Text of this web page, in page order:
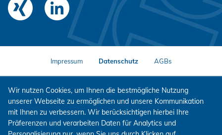
Impressum Datenschutz AGBs
Wir nutzen Cookies, um Ihnen die bestmögliche Nutzung
unserer Webseite zu ermöglichen und unsere Kommunikation
mit Ihnen zu verbessern. Wir berücksichtigen hierbei Ihre
Präferenzen und verarbeiten Daten für Analytics und